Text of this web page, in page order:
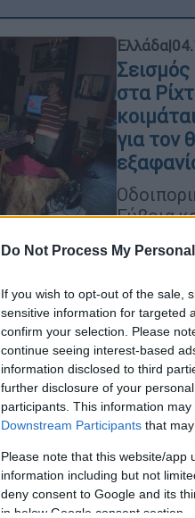
Do Not Process My
If you wish to opt-out of the sale,
sensitive information for targeted
confirm your selection. Please
continue seeing interest-based
information disclosed to third
further disclosure of your
participants. This information
Downstream Participants that
Please note that this website/
information including but not
deny consent to Google and its
in below Google consent section.
Ελλάδα|
στα
για τον
Εύβοια
των
Ελλάδα|
Σεισμός
μην
χάθηκε
πιο
σεισμικά